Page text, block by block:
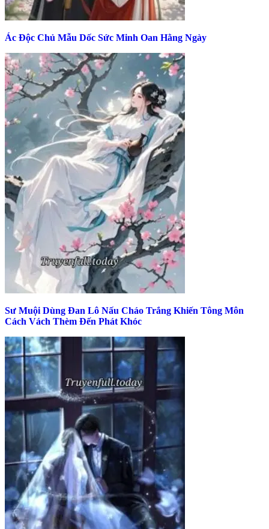
Ác Độc Chủ Mẫu Dốc Sức Minh Oan Hằng Ngày
Sư Muội Dùng Đan Lô Nấu Cháo Trắng Khiến Tông Môn
Cách Vách Thèm Đến Phát Khóc